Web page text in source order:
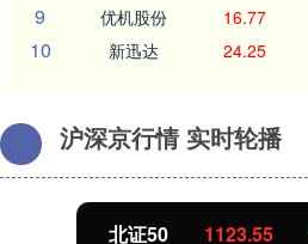
9 优机股份 16.77
10 新迅达 24.25
沪深京行情 实时轮播
北证50 1123.56